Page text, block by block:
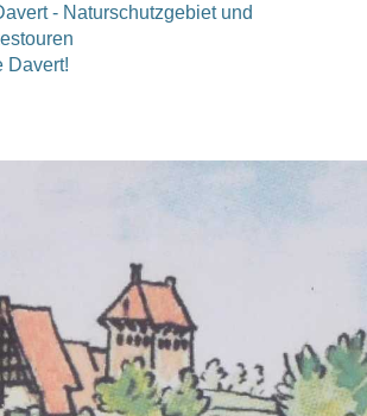
- Naturschutzgebiet und
Davert!